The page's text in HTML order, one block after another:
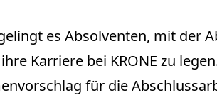
es Absolventen, mit der
Karriere bei KRONE zu
für die